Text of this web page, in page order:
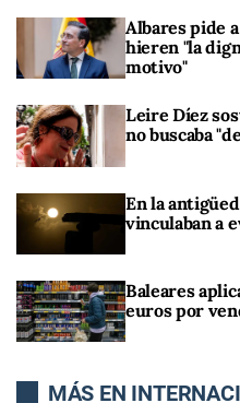
Albares pide
hieren "la
motivo"
Leire Díez
no buscaba
En la
vinculaban a
Baleares
euros por
MÁS EN